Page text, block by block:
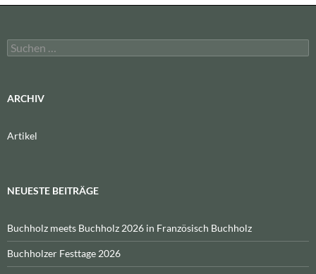
Suchen
nach:
ARCHIV
Artikel
NEUESTE BEITRÄGE
Buchholz meets Buchholz 2026 in Französisch Buchholz
Buchholzer Festtage 2026